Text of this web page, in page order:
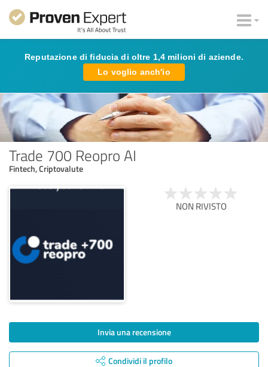
Reputazione di fiducia di oltre 1,4 milioni di aziende.
Lo voglio anch'io
Trade 700 Reopro AI
Fintech, Criptovalute
NON RIVISTO
Invia una recensione
Condividi il profilo